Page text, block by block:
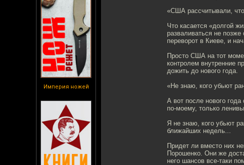
Империя ножей
«США рассчитывали,
Что касается «долгой
разваливаться не
переворот в Киеве, и
Просто США на тот
контролем внутренние
дожить до нового года.
«Не знаю, кого убьют
А вот после нового
по-моему, только
Я не знаю, кого убьют
ближайших недель...
Придет ли вместо них
Порошенко. Они же
него шансов все-таки